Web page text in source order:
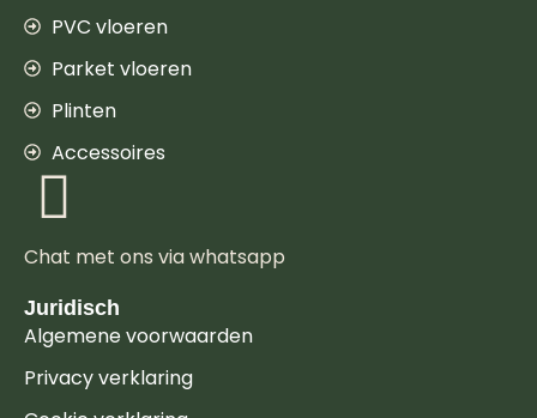
PVC vloeren
Parket vloeren
Plinten
Accessoires
Chat met ons via whatsapp
Juridisch
Algemene voorwaarden
Privacy verklaring